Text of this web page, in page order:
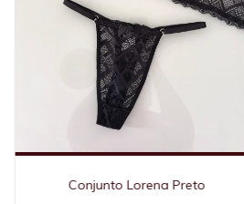
Conjunto Lorena Preto